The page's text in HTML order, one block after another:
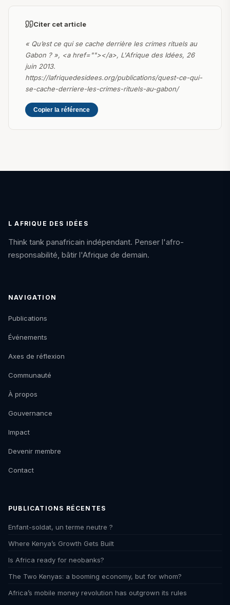
Citer cet article
« Qu’est ce qui se cache derrière les crimes rituels au
Gabon ? », <a href=""></a>, L'Afrique des Idées, 26
juin 2013.
https://lafriquedesidees.org/publications/quest-ce-qui-
se-cache-derriere-les-crimes-rituels-au-gabon/
Copier la référence
L AFRIQUE DES IDÉES
Think tank panafricain indépendant. Penser l'afro-
responsabilité, bâtir l'Afrique de demain.
NAVIGATION
Publications
Événements
Axes de réflexion
Communauté
À propos
Gouvernance
Impact
Devenir membre
Contact
PUBLICATIONS RÉCENTES
Enfant-soldat, un terme neutre ?
Where Kenya’s Growth Gets Built
Is Africa ready for neobanks?
The Two Kenyas: a booming economy, but for whom?
Africa’s mobile money revolution has outgrown its rules